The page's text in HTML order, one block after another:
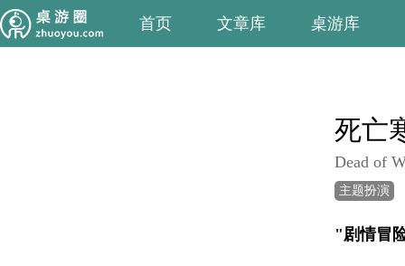
首页 文章库 桌游库
死亡
Dead of
主题扮演
"剧情冒